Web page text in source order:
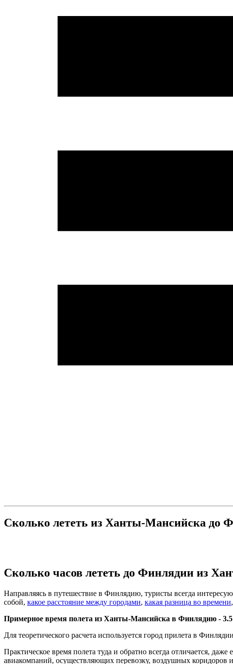
Сколько лететь из Ханты-Мансийска до
Сколько часов лететь до Финлядии из
Направляясь в путешествие в Финлядию, туристы всегда
собой, какое расстояние между городами, какая разница во времени
Примерное время полета из Ханты-Мансийска в Финлядию -
Для теоретического расчета используется город прилета в
Практическое время полета туда и обратно всегда отличается,
авиакомпаний, осуществляющих перевозку, воздушных коридоров